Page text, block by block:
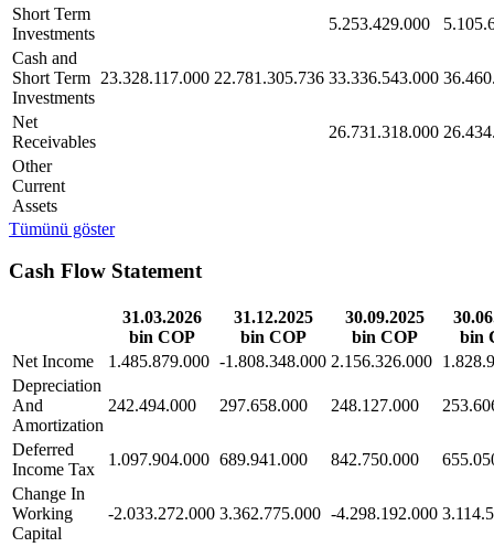
Short Term
Investments
5.253.429.000
Cash and
Short Term
Investments
23.328.117.000 22.781.305.736 33.336.543.000
Net
Receivables
26.731.318.000
Other
Current
Assets
Tümünü göster
Cash Flow Statement
31.03.2026
bin COP
31.12.2025
bin COP
30.09.2025
bin COP
bin
Net Income
1.485.879.000 -1.808.348.000 2.156.326.000
Depreciation
And
Amortization
242.494.000 297.658.000 248.127.000
Deferred
Income Tax
1.097.904.000 689.941.000 842.750.000
Change In
Working
Capital
-2.033.272.000 3.362.775.000 -4.298.192.000